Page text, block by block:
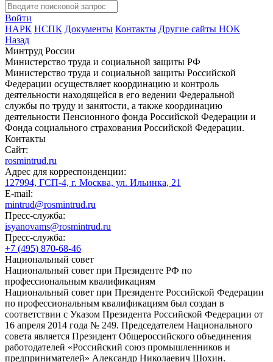
Войти
НАРК НСПК Документы Контакты Другие сайты НОК
Назад
Минтруд России
Министерство труда и социальной защиты РФ
Министерство труда и социальной защиты Российской
Федерации осуществляет координацию и контроль
деятельности находящейся в его ведении Федеральной
службы по труду и занятости, а также координацию
деятельности Пенсионного фонда Российской Федерации и
Фонда социального страхования Российской Федерации.
Контакты
Сайт:
rosmintrud.ru
Адрес для корреспонденции:
127994, ГСП-4, г. Москва, ул. Ильинка, 21
E-mail:
mintrud@rosmintrud.ru
Пресс-служба:
isyanovams@rosmintrud.ru
Пресс-служба:
+7 (495) 870-68-46
Национальный совет
Национальный совет при Президенте РФ по
профессиональным квалификациям
Национальный совет при Президенте Российской Федерации
по профессиональным квалификациям был создан в
соответствии с Указом Президента Российской Федерации от
16 апреля 2014 года № 249. Председателем Национального
совета является Президент Общероссийского объединения
работодателей «Российский союз промышленников и
предпринимателей» Александр Николаевич Шохин.